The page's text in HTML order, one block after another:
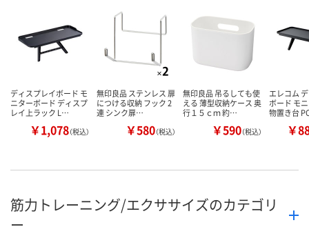
ディスプレイボード モ
ニターボード ディスプ
レイ上ラック L…
￥1,078（税込）
無印良品 ステンレス 扉
につける収納 フック 2
連 シンク扉…
￥580（税込）
無印良品 吊るしても使
える 薄型収納ケース 奥
行１５ｃｍ 約…
￥590（税込）
エレコム
ボード モ
物置き台
￥
筋力トレーニング/エクササイズのカテゴリ
ー